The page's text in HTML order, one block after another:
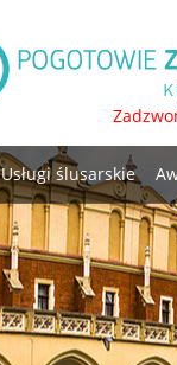
Usługi ślusarskie